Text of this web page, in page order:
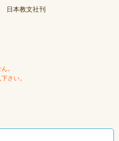
日本教文社刊
。
さい。